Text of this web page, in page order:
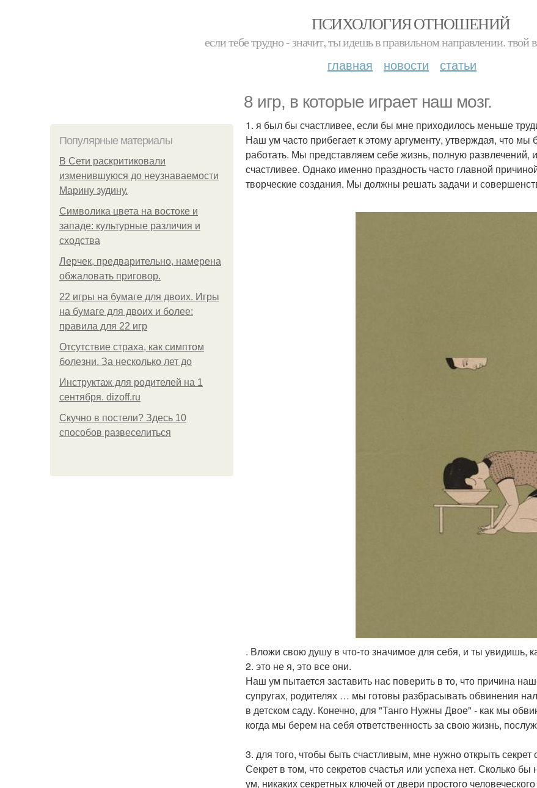
ПСИХОЛОГИЯ ОТНОШЕНИЙ
если тебе трудно - значит, ты идешь в правильном направлении. твой
главная новости статьи
8 игр, в которые играет наш мозг.
Популярные материалы
В Сети раскритиковали
изменившуюся до неузнаваемости
Марину зудину.
Символика цвета на востоке и
западе: культурные различия и
сходства
Лерчек, предварительно, намерена
обжаловать приговор.
22 игры на бумаге для двоих. Игры
на бумаге для двоих и более:
правила для 22 игр
Отсутствие страха, как симптом
болезни. За несколько лет до
Инструктаж для родителей на 1
сентября. dizoff.ru
Скучно в постели? Здесь 10
способов развеселиться
1. я был бы счастливее, если бы мне приходилось меньше
Наш ум часто прибегает к этому аргументу, утверждая, что
работать. Мы представляем себе жизнь, полную
счастливее. Однако именно праздность часто главной
творческие создания. Мы должны решать задачи и
. Вложи свою душу в что-то значимое для себя, и ты увидишь,
2. это не я, это все они.
Наш ум пытается заставить нас поверить в то, что причина
супругах, родителях … мы готовы разбрасывать обвинения
в детском саду. Конечно, для "Танго Нужны Двое" - как мы
когда мы берем на себя ответственность за свою жизнь,
3. для того, чтобы быть счастливым, мне нужно открыть секрет
Секрет в том, что секретов счастья или успеха нет. Сколько
ум, никаких секретных ключей от двери простого